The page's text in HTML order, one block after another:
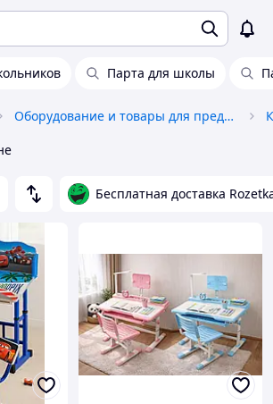
Парта для школы
Оборудование и товары для предоставления услуг
Бесплатная доставка